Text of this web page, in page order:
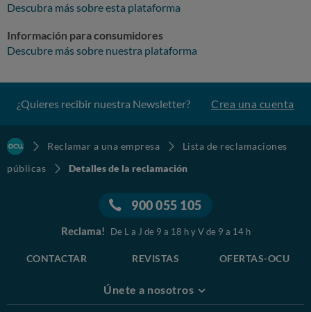
Descubra más sobre esta plataforma
Información para consumidores
Descubre más sobre nuestra plataforma
¿Quieres recibir nuestra Newsletter? Crea una cuenta
Reclamar a una empresa
Lista de reclamaciones
públicas
Detalles de la reclamación
900 055 105
Reclama! De L a J de 9 a 18 h y V de 9 a 14 h
CONTACTAR REVISTAS OFERTAS-OCU
Únete a nosotros